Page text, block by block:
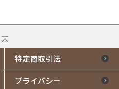
特定商取引法
プライバシー